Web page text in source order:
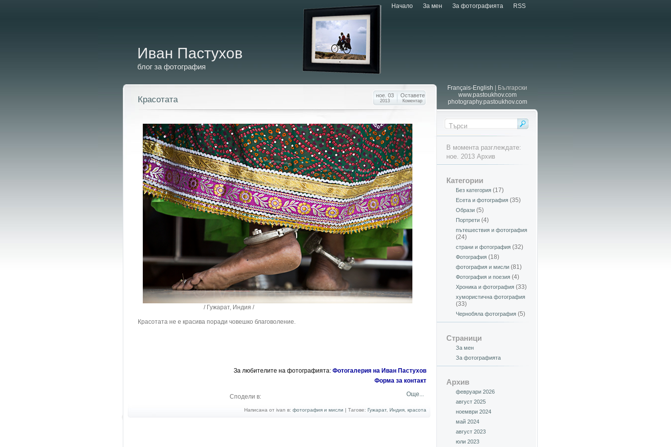
Начало За мен За фотографията RSS
Иван Пастухов
блог за фотография
Красотата ное. 03
2013
Оставете
Коментар
/ Гужарат, Индия /
Красотата не е красива поради човешко благоволение.
За любителите на фотографията: Фотогалерия на Иван Пастухов
Форма за контакт
Сподели в: Още...
Написана от ivan в: фотография и мисли | Тагове: Гужарат, Индия красота
Français-English | Български
www.pastoukhov.com
photography.pastoukhov.com
В момента разглеждате:
ное. 2013 Архив
Категории
Без категория (17)
Есета и фотография (35)
Образи (5)
Портрети (4)
пътешествия и фотография
(24)
страни и фотография (32)
Фотография (18)
фотография и мисли (81)
Фотография и поезия (4)
Хроника и фотография (33)
хумористична фотография
(33)
Чернобяла фотография (5)
Страници
За мен
За фотографията
Архив
февруари 2026
август 2025
ноември 2024
май 2024
август 2023
юли 2023